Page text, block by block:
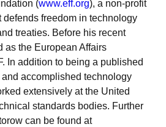
(www.eff.org), a non-profit
freedom in technology
treaties. Before his recent
as the European Affairs
In addition to being a published
accomplished technology
extensively at the United
standards bodies. Further
can be found at